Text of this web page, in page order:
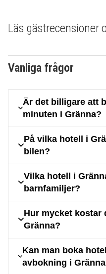
Läs gästrecensioner
Vanliga frågor
Är det billigare att
minuten i Gränna?
På vilka hotell i
bilen?
Vilka hotell i
barnfamiljer?
Hur mycket kostar
Gränna?
Kan man boka
avbokning i